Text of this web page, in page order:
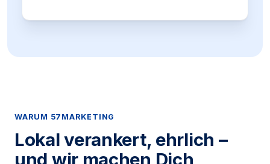
WARUM 57MARKETING
Lokal verankert, ehrlich –
und wir machen Dich